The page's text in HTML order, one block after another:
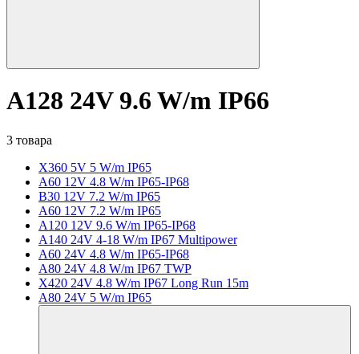
A128 24V 9.6 W/m IP66
3 товара
X360 5V 5 W/m IP65
A60 12V 4.8 W/m IP65-IP68
B30 12V 7.2 W/m IP65
A60 12V 7.2 W/m IP65
A120 12V 9.6 W/m IP65-IP68
A140 24V 4-18 W/m IP67 Multipower
A60 24V 4.8 W/m IP65-IP68
A80 24V 4.8 W/m IP67 TWP
X420 24V 4.8 W/m IP67 Long Run 15m
A80 24V 5 W/m IP65